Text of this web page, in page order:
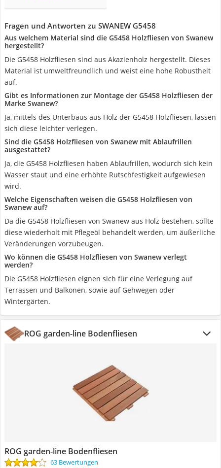
Fragen und Antworten zu SWANEW G5458
Aus welchem Material sind die ‎G5458 Holzfliesen von Swanew
hergestellt?
Die ‎G5458 Holzfliesen sind aus Akazienholz hergestellt. Dieses
Material ist umweltfreundlich und weist eine hohe Robustheit
auf.
Gibt es Informationen zur Montage der ‎G5458 Holzfliesen der
Marke Swanew?
Ja, mittels des Unterbaus aus Holz der ‎G5458 Holzfliesen, lassen
sich diese leichter verlegen.
Sind die ‎G5458 Holzfliesen von Swanew mit Ablaufrillen
ausgestattet?
Ja, die ‎G5458 Holzfliesen haben Ablaufrillen, wodurch sich kein
Wasser staut und eine erhöhte Rutschfestigkeit aufgewiesen
wird.
Welche Eigenschaften weisen die ‎G5458 Holzfliesen von
Swanew auf?
Da die ‎G5458 Holzfliesen von Swanew aus Holz bestehen, sollte
diese wiederholt mit Pflegeöl behandelt werden, um äußerliche
Veränderungen vorzubeugen.
‎Wo können die G5458 Holzfliesen von Swanew verlegt
werden?
Die ‎G5458 Holzfliesen eignen sich für eine Verlegung auf
Terrassen und Balkonen, sowie auf Gehwegen oder
Wintergärten.
ROG garden-line Bodenfliesen
ROG garden-line Bodenfliesen
63 Bewertungen